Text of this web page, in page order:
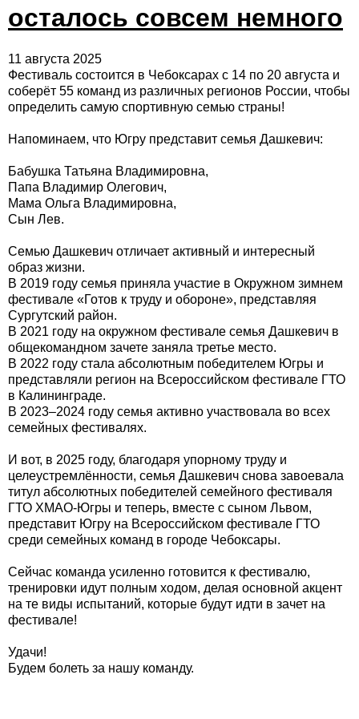
осталось совсем немного
11 августа 2025
Фестиваль состоится в Чебоксарах с 14 по 20 августа и
соберёт 55 команд из различных регионов России, чтобы
определить самую спортивную семью страны!
Напоминаем, что Югру представит семья Дашкевич:
Бабушка Татьяна Владимировна,
Папа Владимир Олегович,
Мама Ольга Владимировна,
Сын Лев.
Семью Дашкевич отличает активный и интересный
образ жизни.
В 2019 году семья приняла участие в Окружном зимнем
фестивале «Готов к труду и обороне», представляя
Сургутский район.
В 2021 году на окружном фестивале семья Дашкевич в
общекомандном зачете заняла третье место.
В 2022 году стала абсолютным победителем Югры и
представляли регион на Всероссийском фестивале ГТО
в Калининграде.
В 2023–2024 году семья активно участвовала во всех
семейных фестивалях.
И вот, в 2025 году, благодаря упорному труду и
целеустремлённости, семья Дашкевич снова завоевала
титул абсолютных победителей семейного фестиваля
ГТО ХМАО-Югры и теперь, вместе с сыном Львом,
представит Югру на Всероссийском фестивале ГТО
среди семейных команд в городе Чебоксары.
Сейчас команда усиленно готовится к фестивалю,
тренировки идут полным ходом, делая основной акцент
на те виды испытаний, которые будут идти в зачет на
фестивале!
Удачи!
Будем болеть за нашу команду.